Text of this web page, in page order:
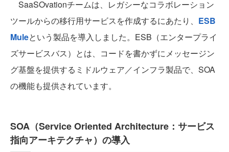
SaaSOvationチームは、レガシーなコラボレーション
ツールからの移行用サービスを作成するにあたり、 ESB
Muleという製品を導入しました。ESB（エンタープライ
ズサービスバス）とは、コードを書かずにメッセージン
グ基盤を提供するミドルウェア／インフラ製品で、SOA
の機能も提供されています。
SOA（Service Oriented Architecture：サービス
指向アーキテクチャ）の導入